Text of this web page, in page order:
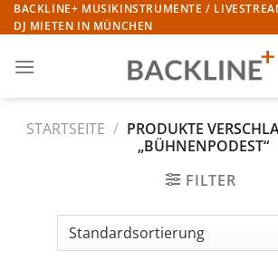
Zum
Inhalt
BACKLINE+ MUSIKINSTRUMENTE /
DJ MIETEN IN MÜNCHEN
STARTSEITE / PRODUKTE
„BÜHNENPODEST“
FILTER